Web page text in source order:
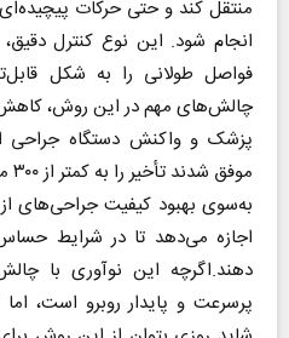
منتقل کند و حتی حرکات پیچیده‌ای
انجام شود. این نوع کنترل
فواصل طولانی را به شکل
چالش‌های مهم در این روش،
پزشک و واکنش دستگاه جراحی
به‌سوی بهبود کیفیت جراحی‌های
اجازه می‌دهد تا در شرایط
دهند.اگرچه این نوآوری با
پرسرعت و پایدار روبرو است،